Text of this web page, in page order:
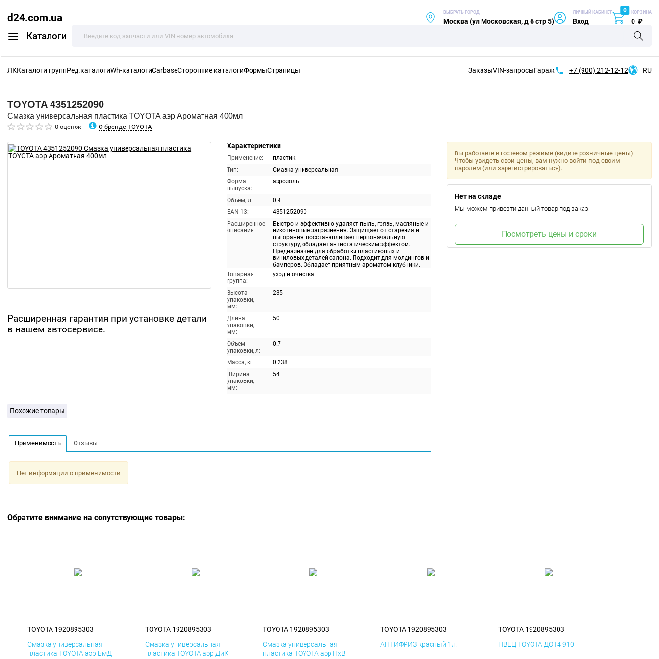
d24.com.ua
Каталоги
ВЫБРАТЬ ГОРОД
Москва (ул Московская, д 6 стр 5)
ЛИЧНЫЙ КАБИНЕТ
Вход
0 КОРЗИНА
0 ₽
ЛККаталоги группРед.каталогиWh-каталогиCarbaseСторонние каталогиФормыСтраницы ЗаказыVIN-запросыГараж +7 (900) 212-12-12 RU
TOYOTA 4351252090
Смазка универсальная пластика TOYOTA аэр Ароматная 400мл
0 оценок О бренде TOYOTA
Расширенная гарантия при установке детали
в нашем автосервисе.
Характеристики
Применение:
пластик
Тип:
Смазка универсальная
Форма
выпуска:
аэрозоль
Объём, л:
0.4
EAN-13:
4351252090
Расширенное
описание:
Быстро и эффективно удаляет пыль, грязь, масляные и
никотиновые загрязнения. Защищает от старения и
выгорания, восстанавливает первоначальную
структуру, обладает антистатическим эффектом.
Предназначен для обработки пластиковых и
виниловых деталей салона. Подходит для молдингов и
бамперов. Обладает приятным ароматом клубники.
Товарная
группа:
уход и очистка
Высота
упаковки,
мм:
235
Длина
упаковки,
мм:
50
Объем
упаковки, л:
0.7
Масса, кг:
0.238
Ширина
упаковки,
мм:
54
Вы работаете в гостевом режиме (видите розничные цены).
Чтобы увидеть свои цены, вам нужно войти под своим
паролем (или зарегистрироваться).
Нет на складе
Мы можем привезти данный товар под заказ.
Посмотреть цены и сроки
Похожие товары
Применимость Отзывы
Нет информации о применимости
Обратите внимание на сопутствующие товары:
TOYOTA 1920895303
Смазка универсальная
пластика TOYOTA аэр БмД
TOYOTA 1920895303
Смазка универсальная
пластика TOYOTA аэр ДиК
TOYOTA 1920895303
Смазка универсальная
пластика TOYOTA аэр ПхВ
TOYOTA 1920895303
АНТИФРИЗ красный 1л.
TOYOTA 1920895303
ПВЕЦ TOYOTA ДОТ4 910г